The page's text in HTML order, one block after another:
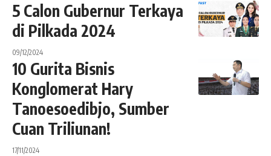
5 Calon Gubernur Terkaya
di Pilkada 2024
09/12/2024
10 Gurita Bisnis
Konglomerat Hary
Tanoesoedibjo, Sumber
Cuan Triliunan!
17/11/2024